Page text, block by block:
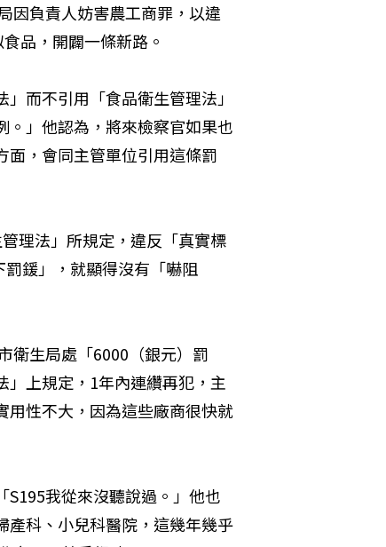
因負責人妨害農工商罪，以違
品，開闢一條新路。
而不引用「食品衛生管理法」
。」他認為，將來檢察官如果也
面，會同主管單位引用這條罰
理法」所規定，違反「真實標
鍰」，就顯得沒有「嚇阻
衛生局處「6000（銀元）罰
上規定，1年內連纘再犯，主
用性不大，因為這些廠商很快就
我從來沒聽說過。」他也
產科、小兒科醫院，這幾年幾乎